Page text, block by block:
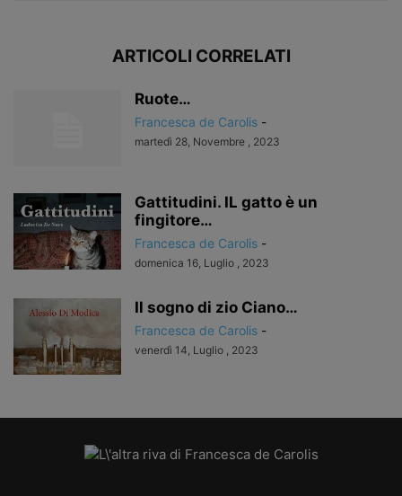
ARTICOLI CORRELATI
Ruote…
Francesca de Carolis -
martedì 28, Novembre , 2023
Gattitudini. IL gatto è un
fingitore…
Francesca de Carolis -
domenica 16, Luglio , 2023
Il sogno di zio Ciano…
Francesca de Carolis -
venerdì 14, Luglio , 2023